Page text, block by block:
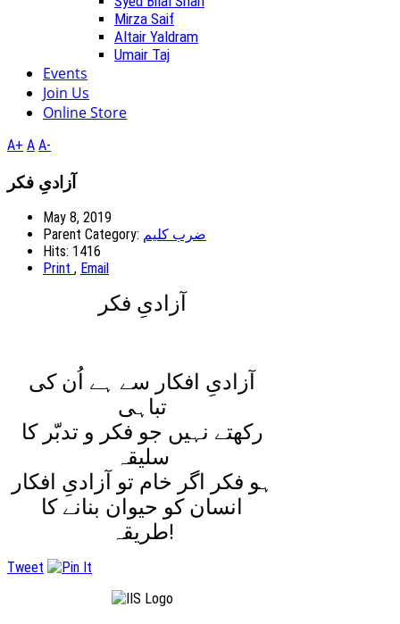
Mirza Saif
Altair Yaldram
Umair Taj
Events
Join Us
Online Store
A+ A A-
آزادیِ فکر
May 8, 2019
Parent Category: ضرب کلیم
Hits: 1416
Print , Email
آزادیِ فکر
آزادیِ افکار سے ہے اُن کی
تباہی
رکھتے نہیں جو فکر و تدبّر کا
سلیقہ
ہو فکر اگر خام تو آزادیِ افکار
انسان کو حیوان بنانے کا
طریقہ!
Tweet